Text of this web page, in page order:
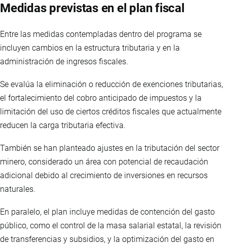
Medidas previstas en el plan fiscal
Entre las medidas contempladas dentro del programa se
incluyen cambios en la estructura tributaria y en la
administración de ingresos fiscales.
Se evalúa la eliminación o reducción de exenciones tributarias,
el fortalecimiento del cobro anticipado de impuestos y la
limitación del uso de ciertos créditos fiscales que actualmente
reducen la carga tributaria efectiva.
También se han planteado ajustes en la tributación del sector
minero, considerado un área con potencial de recaudación
adicional debido al crecimiento de inversiones en recursos
naturales.
En paralelo, el plan incluye medidas de contención del gasto
público, como el control de la masa salarial estatal, la revisión
de transferencias y subsidios, y la optimización del gasto en